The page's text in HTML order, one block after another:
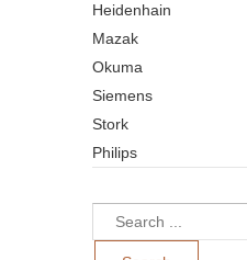
Heidenhain
Mazak
Okuma
Siemens
Stork
Philips